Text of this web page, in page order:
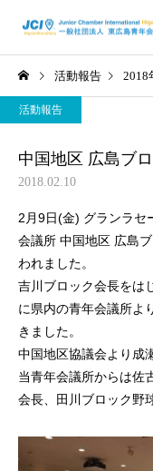
活動ス
信条・
2026年
活動報告 2018
活動報告
中国地区 広島ブ
2018.02.10
2月9日(金) グランラセ
会議所 中国地区 広島
われました。
吉川ブロック会長をは
に県内の青年会議所よ
きました。
中国地区協議会より成
当青年会議所からは佐
会長、田川ブロック野